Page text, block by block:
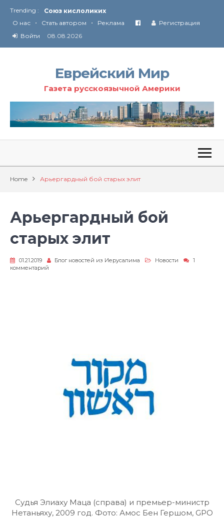
Trending :
Соглашение США с Ираном
Технология Революции в Иране
О нас • Стать автором • Реклама
Регистрация
Войти
08.08.2026
Еврейский Мир
Газета русскоязычной Америки
Home Арьергардный бой старых элит
Арьергардный бой
старых элит
01.21.2019 Блог новостей из Иерусалима Новости
1
комментарий
Судья Элиаху Маца (справа) и премьер-министр
Нетаньяху, 2009 год. Фото: Амос Бен Гершом, GPO